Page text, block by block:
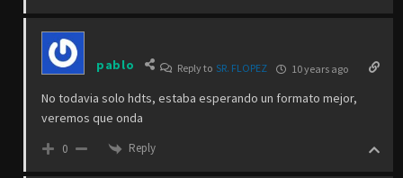
pablo Reply to SR. FLOPEZ 10 years ago
No todavia solo hdts, estaba esperando un formato mejor,
veremos que onda
0 Reply